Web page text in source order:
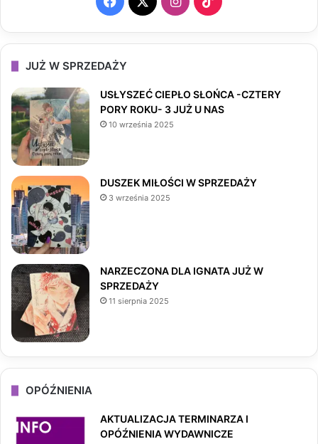
a
b
k
n
a
i
T
o
JUŻ W SPRZEDAŻY
USŁYSZEĆ CIEPŁO SŁOŃCA -CZTERY
PORY ROKU- 3 JUŻ U NAS
10 września 2025
DUSZEK MIŁOŚCI W SPRZEDAŻY
3 września 2025
NARZECZONA DLA IGNATA JUŻ W
SPRZEDAŻY
11 sierpnia 2025
OPÓŹNIENIA
AKTUALIZACJA TERMINARZA I
OPÓŹNIENIA WYDAWNICZE